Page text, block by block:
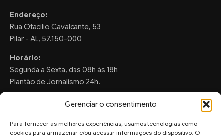
Gerenciar o consentimento
Para fornecer as melhores experiências, usamos tecnologias como
cookies para armazenar e/ou acessar informações do dispositivo. O
Endereço:
Rua Otacilio Cavalcante, 53
Pilar - AL, 57.150-000
Horário:
Segunda a Sexta, das 08h às 18h
Plantão de Jornalismo 24h.
FALE CONOSCO